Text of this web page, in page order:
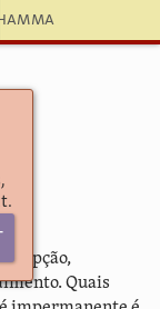
Quais